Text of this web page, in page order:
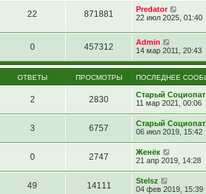
22 871881
Predator
22 июл 2025, 01:40
0 457312
Admin
14 мар 2011, 20:43
ОТВЕТЫ ПРОСМОТРЫ ПОСЛЕДНЕЕ
2 2830
Старый Социопат
11 мар 2021, 00:06
3 6757
Старый Социопат
06 июл 2019, 15:42
0 2747
Женёк
21 апр 2019, 14:28
49 14111
Stelsz
04 фев 2019, 15:39